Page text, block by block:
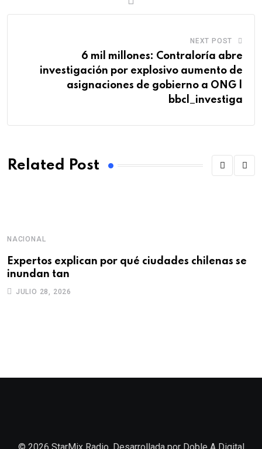
NEXT POST
6 mil millones: Contraloría abre
investigación por explosivo aumento de
asignaciones de gobierno a ONG |
bbcl_investiga
Related Post
NACIONAL
Expertos explican por qué ciudades chilenas se
inundan tan
JULIO 28, 2026